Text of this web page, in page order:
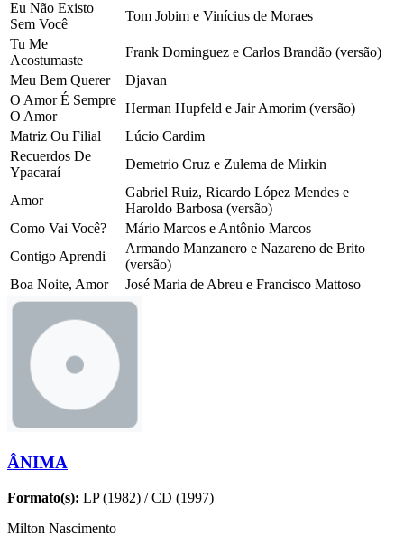
Eu Não Existo
Sem Você
Tom Jobim e Vinícius de Moraes
Tu Me
Acostumaste
Frank Dominguez e Carlos Brandão (versão)
Meu Bem Querer
Djavan
O Amor É Sempre
O Amor
Herman Hupfeld e Jair Amorim (versão)
Matriz Ou Filial
Lúcio Cardim
Recuerdos De
Ypacaraí
Demetrio Cruz e Zulema de Mirkin
Amor
Gabriel Ruiz, Ricardo López Mendes e
Haroldo Barbosa (versão)
Como Vai Você?
Mário Marcos e Antônio Marcos
Contigo Aprendi
Armando Manzanero e Nazareno de Brito
(versão)
Boa Noite, Amor
José Maria de Abreu e Francisco Mattoso
ÂNIMA
Formato(s): LP (1982) / CD (1997)
Milton Nascimento